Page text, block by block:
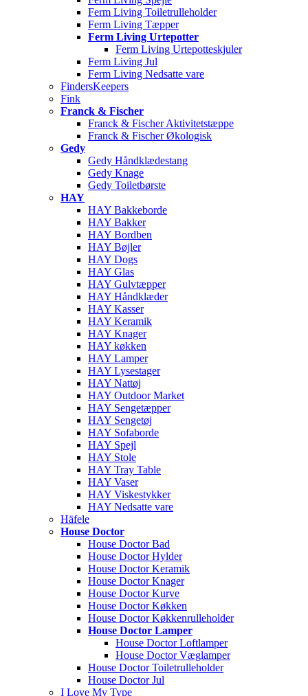
Ferm Living Toiletrulleholder
Ferm Living Tæpper
Ferm Living Urtepotter
Ferm Living Urtepotteskjuler
Ferm Living Jul
Ferm Living Nedsatte vare
FindersKeepers
Fink
Franck & Fischer
Franck & Fischer Aktivitetstæppe
Franck & Fischer Økologisk
Gedy
Gedy Håndklædestang
Gedy Knage
Gedy Toiletbørste
HAY
HAY Bakkeborde
HAY Bakker
HAY Bordben
HAY Bøjler
HAY Dogs
HAY Glas
HAY Gulvtæpper
HAY Håndklæder
HAY Kasser
HAY Keramik
HAY Knager
HAY køkken
HAY Lamper
HAY Lysestager
HAY Nattøj
HAY Outdoor Market
HAY Sengetæpper
HAY Sengetøj
HAY Sofaborde
HAY Spejl
HAY Stole
HAY Tray Table
HAY Vaser
HAY Viskestykker
HAY Nedsatte vare
Häfele
House Doctor
House Doctor Bad
House Doctor Hylder
House Doctor Keramik
House Doctor Knager
House Doctor Kurve
House Doctor Køkken
House Doctor Køkkenrulleholder
House Doctor Lamper
House Doctor Loftlamper
House Doctor Væglamper
House Doctor Toiletrulleholder
House Doctor Jul
I Love My Type